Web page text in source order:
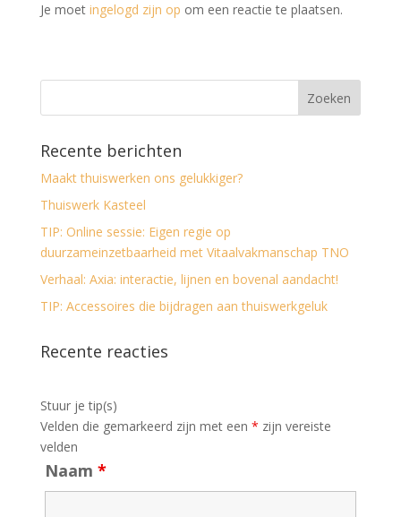
Je moet ingelogd zijn op om een reactie te plaatsen.
Recente berichten
Maakt thuiswerken ons gelukkiger?
Thuiswerk Kasteel
TIP: Online sessie: Eigen regie op
duurzameinzetbaarheid met Vitaalvakmanschap TNO
Verhaal: Axia: interactie, lijnen en bovenal aandacht!
TIP: Accessoires die bijdragen aan thuiswerkgeluk
Recente reacties
Stuur je tip(s)
Velden die gemarkeerd zijn met een * zijn vereiste
velden
Naam *